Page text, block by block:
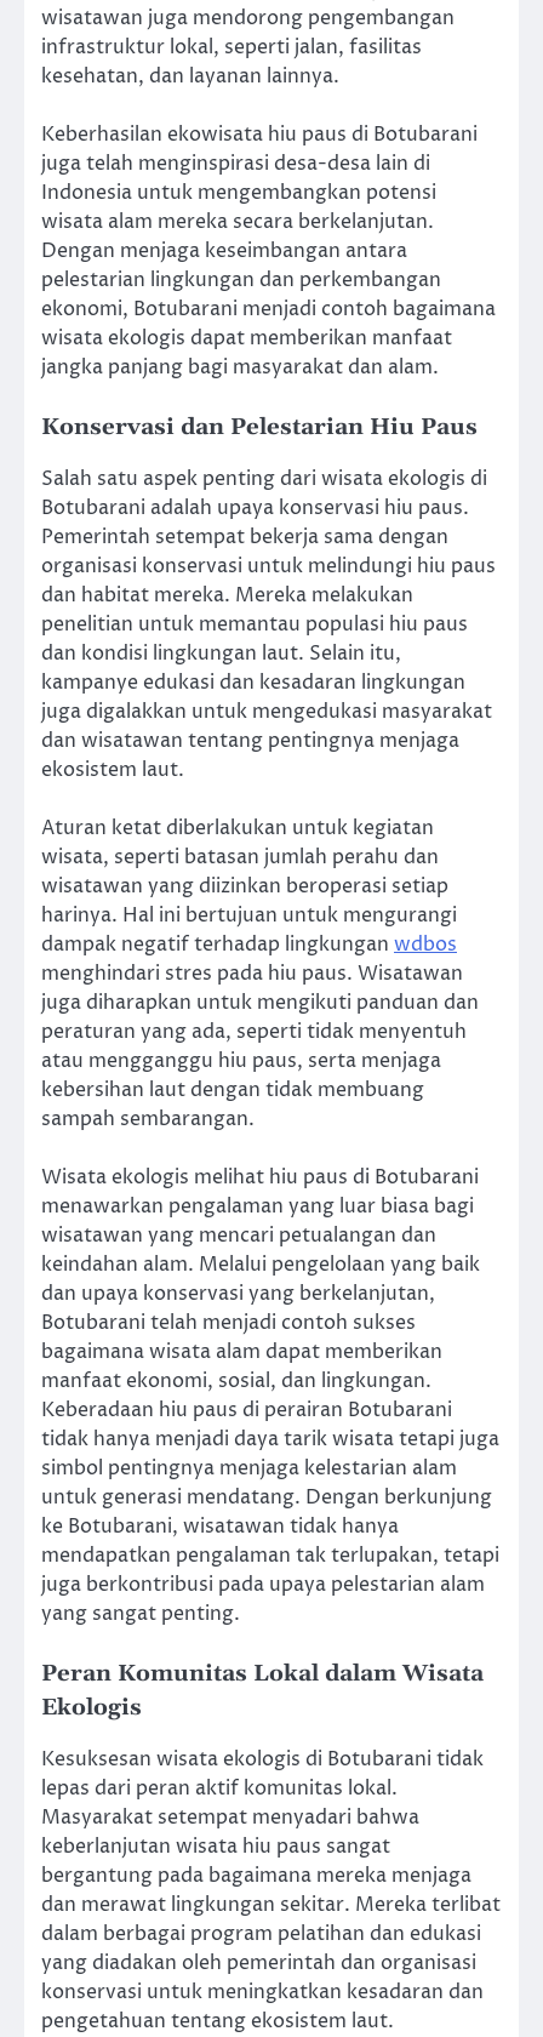
wisatawan juga mendorong pengembangan
infrastruktur lokal, seperti jalan, fasilitas
kesehatan, dan layanan lainnya.
Keberhasilan ekowisata hiu paus di Botubarani
juga telah menginspirasi desa-desa lain di
Indonesia untuk mengembangkan potensi
wisata alam mereka secara berkelanjutan.
Dengan menjaga keseimbangan antara
pelestarian lingkungan dan perkembangan
ekonomi, Botubarani menjadi contoh bagaimana
wisata ekologis dapat memberikan manfaat
jangka panjang bagi masyarakat dan alam.
Konservasi dan Pelestarian Hiu Paus
Salah satu aspek penting dari wisata ekologis di
Botubarani adalah upaya konservasi hiu paus.
Pemerintah setempat bekerja sama dengan
organisasi konservasi untuk melindungi hiu paus
dan habitat mereka. Mereka melakukan
penelitian untuk memantau populasi hiu paus
dan kondisi lingkungan laut. Selain itu,
kampanye edukasi dan kesadaran lingkungan
juga digalakkan untuk mengedukasi masyarakat
dan wisatawan tentang pentingnya menjaga
ekosistem laut.
Aturan ketat diberlakukan untuk kegiatan
wisata, seperti batasan jumlah perahu dan
wisatawan yang diizinkan beroperasi setiap
harinya. Hal ini bertujuan untuk mengurangi
dampak negatif terhadap lingkungan wdbos
menghindari stres pada hiu paus. Wisatawan
juga diharapkan untuk mengikuti panduan dan
peraturan yang ada, seperti tidak menyentuh
atau mengganggu hiu paus, serta menjaga
kebersihan laut dengan tidak membuang
sampah sembarangan.
Wisata ekologis melihat hiu paus di Botubarani
menawarkan pengalaman yang luar biasa bagi
wisatawan yang mencari petualangan dan
keindahan alam. Melalui pengelolaan yang baik
dan upaya konservasi yang berkelanjutan,
Botubarani telah menjadi contoh sukses
bagaimana wisata alam dapat memberikan
manfaat ekonomi, sosial, dan lingkungan.
Keberadaan hiu paus di perairan Botubarani
tidak hanya menjadi daya tarik wisata tetapi juga
simbol pentingnya menjaga kelestarian alam
untuk generasi mendatang. Dengan berkunjung
ke Botubarani, wisatawan tidak hanya
mendapatkan pengalaman tak terlupakan, tetapi
juga berkontribusi pada upaya pelestarian alam
yang sangat penting.
Peran Komunitas Lokal dalam Wisata
Ekologis
Kesuksesan wisata ekologis di Botubarani tidak
lepas dari peran aktif komunitas lokal.
Masyarakat setempat menyadari bahwa
keberlanjutan wisata hiu paus sangat
bergantung pada bagaimana mereka menjaga
dan merawat lingkungan sekitar. Mereka terlibat
dalam berbagai program pelatihan dan edukasi
yang diadakan oleh pemerintah dan organisasi
konservasi untuk meningkatkan kesadaran dan
pengetahuan tentang ekosistem laut.